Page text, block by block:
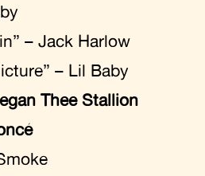
– Jack Harlow
– Lil Baby
Thee Stallion